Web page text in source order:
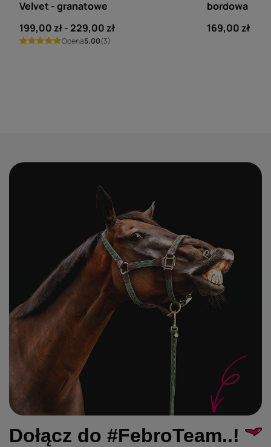
Velvet - granatowe
od
199,00 zł-do
229,00 zł
Ocena5.00(3)
bordowa
169,00 zł
Dołącz do #FebroTeam..!